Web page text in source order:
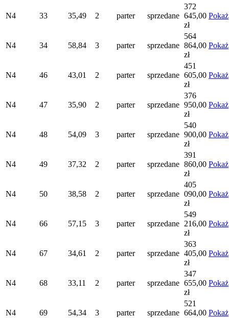
N4 33 35,49 2 parter sprzedane
372
645,00
zł
Pokaż
N4 34 58,84 3 parter sprzedane
564
864,00
zł
Pokaż
N4 46 43,01 2 parter sprzedane
451
605,00
zł
Pokaż
N4 47 35,90 2 parter sprzedane
376
950,00
zł
Pokaż
N4 48 54,09 3 parter sprzedane
540
900,00
zł
Pokaż
N4 49 37,32 2 parter sprzedane
391
860,00
zł
Pokaż
N4 50 38,58 2 parter sprzedane
405
090,00
zł
Pokaż
N4 66 57,15 3 parter sprzedane
549
216,00
zł
Pokaż
N4 67 34,61 2 parter sprzedane
363
405,00
zł
Pokaż
N4 68 33,11 2 parter sprzedane
347
655,00
zł
Pokaż
N4 69 54,34 3 parter sprzedane
521
664,00 Pokaż